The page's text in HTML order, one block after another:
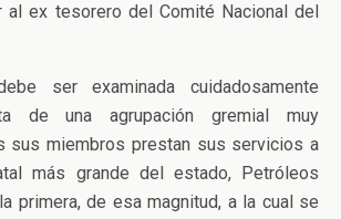
al ex tesorero del Comité Nacional del
ser examinada cuidadosamente
de una agrupación gremial muy
sus miembros prestan sus servicios a
más grande del estado, Petróleos
primera, de esa magnitud, a la cual se